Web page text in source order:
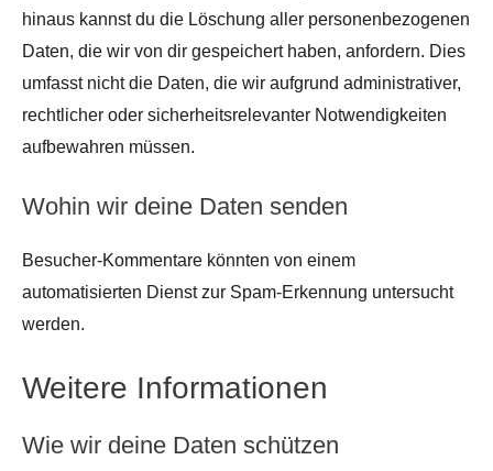
hinaus kannst du die Löschung aller personenbezogenen
Daten, die wir von dir gespeichert haben, anfordern. Dies
umfasst nicht die Daten, die wir aufgrund administrativer,
rechtlicher oder sicherheitsrelevanter Notwendigkeiten
aufbewahren müssen.
Wohin wir deine Daten senden
Besucher-Kommentare könnten von einem
automatisierten Dienst zur Spam-Erkennung untersucht
werden.
Weitere Informationen
Wie wir deine Daten schützen